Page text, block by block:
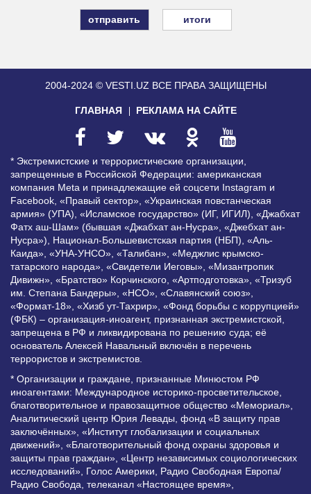
итоги
2004-2024 © VESTI.UZ ВСЕ ПРАВА ЗАЩИЩЕНЫ
ГЛАВНАЯ РЕКЛАМА НА САЙТЕ
* Экстремистские и террористические организации,
запрещенные в Российской Федерации: американская
компания Meta и принадлежащие ей соцсети Instagram и
Facebook, «Правый сектор», «Украинская повстанческая
армия» (УПА), «Исламское государство» (ИГ, ИГИЛ), «Джабхат
Фатх аш-Шам» (бывшая «Джабхат ан-Нусра», «Джебхат ан-
Нусра»), Национал-Большевистская партия (НБП), «Аль-
Каида», «УНА-УНСО», «Талибан», «Меджлис крымско-
татарского народа», «Свидетели Иеговы», «Мизантропик
Дивижн», «Братство» Корчинского, «Артподготовка», «Тризуб
им. Степана Бандеры», «НСО», «Славянский союз»,
«Формат-18», «Хизб ут-Тахрир», «Фонд борьбы с коррупцией»
(ФБК) – организация-иноагент, признанная экстремистской,
запрещена в РФ и ликвидирована по решению суда; её
основатель Алексей Навальный включён в перечень
террористов и экстремистов.
* Организации и граждане, признанные Минюстом РФ
иноагентами: Международное историко-просветительское,
благотворительное и правозащитное общество «Мемориал»,
Аналитический центр Юрия Левады, фонд «В защиту прав
заключённых», «Институт глобализации и социальных
движений», «Благотворительный фонд охраны здоровья и
защиты прав граждан», «Центр независимых социологических
исследований», Голос Америки, Радио Свободная Европа/
Радио Свобода, телеканал «Настоящее время»,